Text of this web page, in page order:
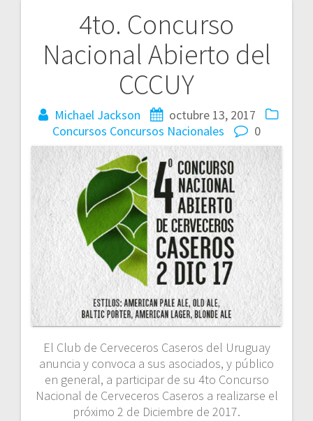
4to. Concurso
Nacional Abierto del
CCCUY
Michael Jackson
octubre 13, 2017
Concursos Concursos Nacionales 0
El Club de Cerveceros Caseros del Uruguay
anuncia y convoca a sus asociados, y público
en general, a participar de su 4to Concurso
Nacional de Cerveceros Caseros a realizarse el
próximo 2 de Diciembre de 2017.
Navegación
de